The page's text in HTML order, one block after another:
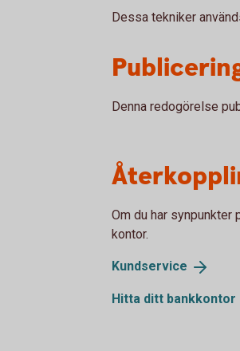
Dessa tekniker
Denna redogörelse
Om du har synpunkter
kontor.
Kundservice
Hitta ditt bankkontor